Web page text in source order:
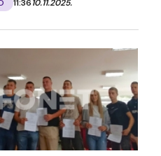
11:3610.11.2025.